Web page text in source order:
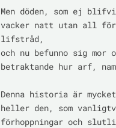
Men döden, som ej
vacker natt utan all
lifstråd,
och nu befunno sig
betraktande hur arf,
Denna historia är
heller den, som
förhoppningar och